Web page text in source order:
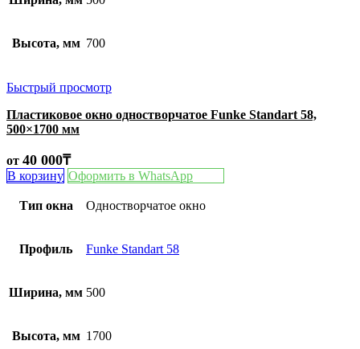
Высота, мм 700
Быстрый просмотр
Пластиковое окно одностворчатое Funke Standart 58,
500×1700 мм
от 40 000₸
В корзину Оформить в WhatsApp
Тип окна Одностворчатое окно
Профиль Funke Standart 58
Ширина, мм 500
Высота, мм 1700